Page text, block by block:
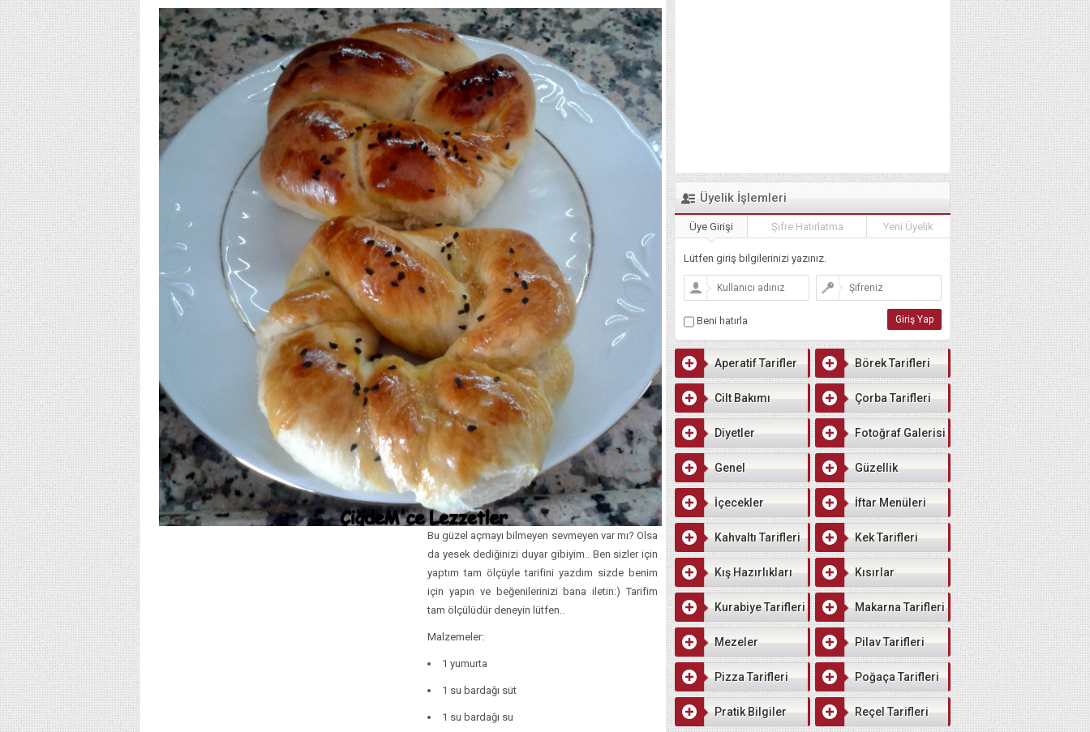
Bu güzel açmayı bilmeyen sevmeyen var mı? Olsa
da yesek dediğinizi duyar gibiyim.. Ben sizler için
yaptım tam ölçüyle tarifini yazdım sizde benim
için yapın ve beğenilerinizi bana iletin:) Tarifim
tam ölçülüdür deneyin lütfen..
Malzemeler:
1 yumurta
1 su bardağı süt
1 su bardağı su
Üyelik İşlemleri
Üye Girişi Şifre Hatırlatma Yeni Üyelik
Lütfen giriş bilgilerinizi yazınız.
Beni hatırla
Aperatif Tarifler Börek Tarifleri
Cilt Bakımı Çorba Tarifleri
Diyetler Fotoğraf Galerisi
Genel Güzellik
İçecekler İftar Menüleri
Kahvaltı Tarifleri Kek Tarifleri
Kış Hazırlıkları Kısırlar
Kurabiye Tarifleri Makarna Tarifleri
Mezeler Pilav Tarifleri
Pizza Tarifleri Poğaça Tarifleri
Pratik Bilgiler Reçel Tarifleri